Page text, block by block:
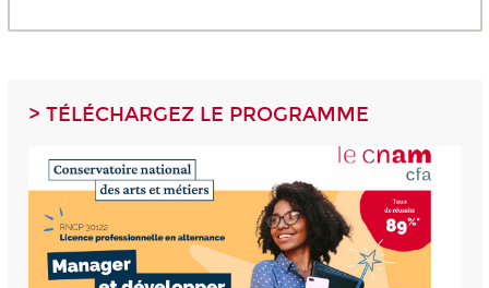
> TÉLÉCHARGEZ LE PROGRAMME